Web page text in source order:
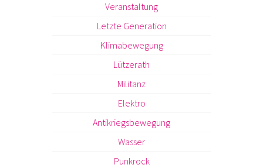
Veranstaltung
Letzte Generation
Klimabewegung
Lützerath
Militanz
Elektro
Antikriegsbewegung
Wasser
Punkrock